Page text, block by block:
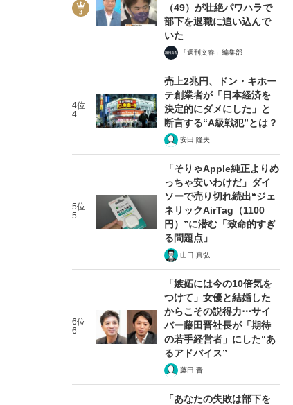
（49）が壮絶パワハラで
部下を退職に追い込んで
いた
「週刊文春」編集部
4位
4
売上2兆円、ドン・キホー
テ創業者が「日本経済を
決定的にダメにした」と
断言する“A級戦犯”とは？
安田 隆夫
5位
5
「そりゃApple純正よりめ
っちゃ安いわけだ」ダイ
ソーで売り切れ続出“ジェ
ネリックAirTag（1100
円）”に潜む「致命的すぎ
る問題点」
山口 真弘
6位
6
「嫉妬には今の10倍気を
つけて」女優と結婚した
からこその説得力⋯サイ
バー藤田晋社長が「期待
の若手経営者」にした“あ
るアドバイス”
藤田 晋
「あなたの失敗は部下を